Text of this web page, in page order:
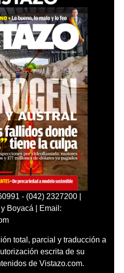
- (042) 2327200 |
Boyacá | Email:
total, parcial y traducción a
escrita de su
de Vistazo.com.